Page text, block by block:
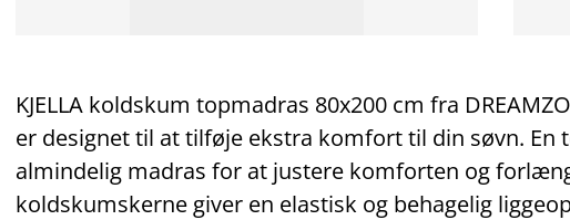
KJELLA koldskum topmadras 80x200 cm fra
er designet til at tilføje ekstra komfort til din søvn. En
almindelig madras for at justere komforten og
koldskumskerne giver en elastisk og behagelig